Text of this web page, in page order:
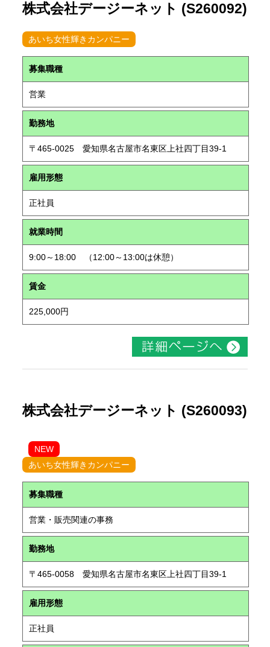
株式会社デージーネット (S260092)
あいち女性輝きカンパニー
募集職種
営業
勤務地
〒465-0025 愛知県名古屋市名東区上社四丁目39-1
雇用形態
正社員
就業時間
9:00～18:00 （12:00～13:00は休憩）
賃金
225,000円
株式会社デージーネット (S260093)
NEW
あいち女性輝きカンパニー
募集職種
営業・販売関連の事務
勤務地
〒465-0058 愛知県名古屋市名東区上社四丁目39-1
雇用形態
正社員